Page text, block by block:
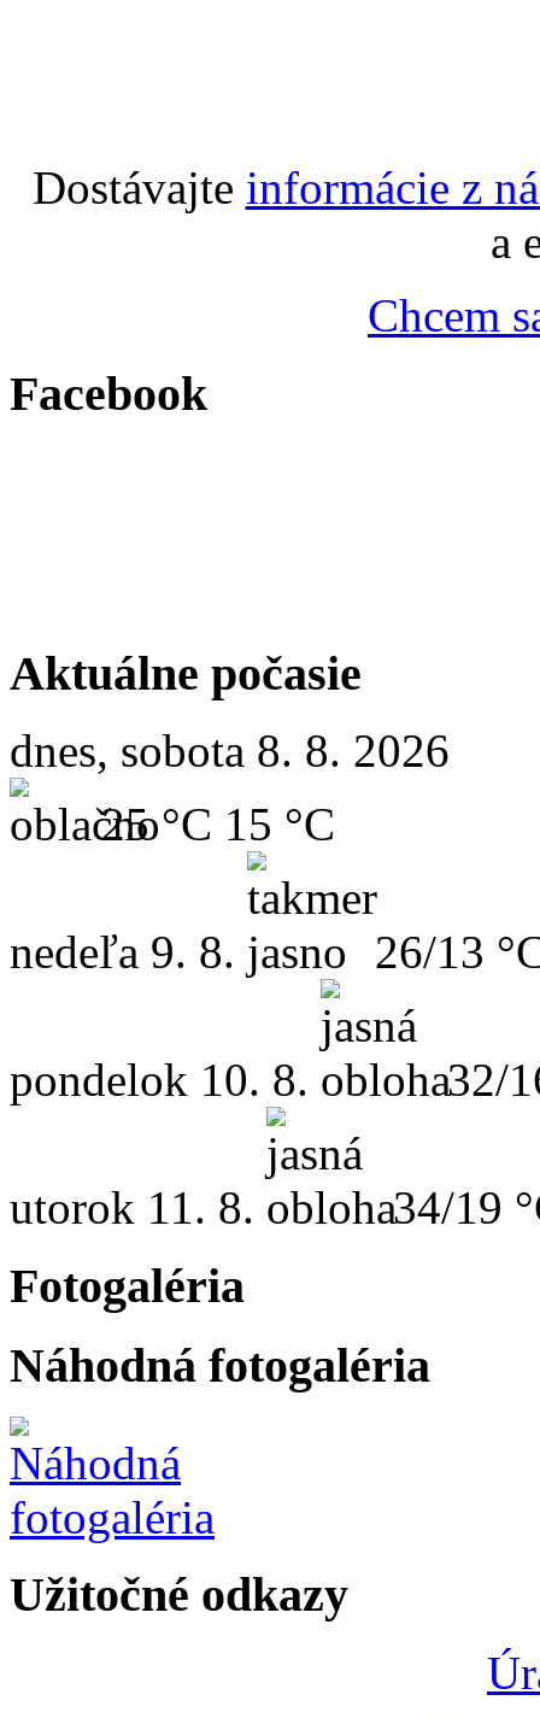
Dostávajte informácie z
a
Chcem
Facebook
Aktuálne počasie
dnes, sobota 8. 8. 2026
25 °C 15 °C
nedeľa 9. 8. 26/13
pondelok 10. 8. 32/
utorok 11. 8. 34/19
Fotogaléria
Náhodná fotogaléria
Užitočné odkazy